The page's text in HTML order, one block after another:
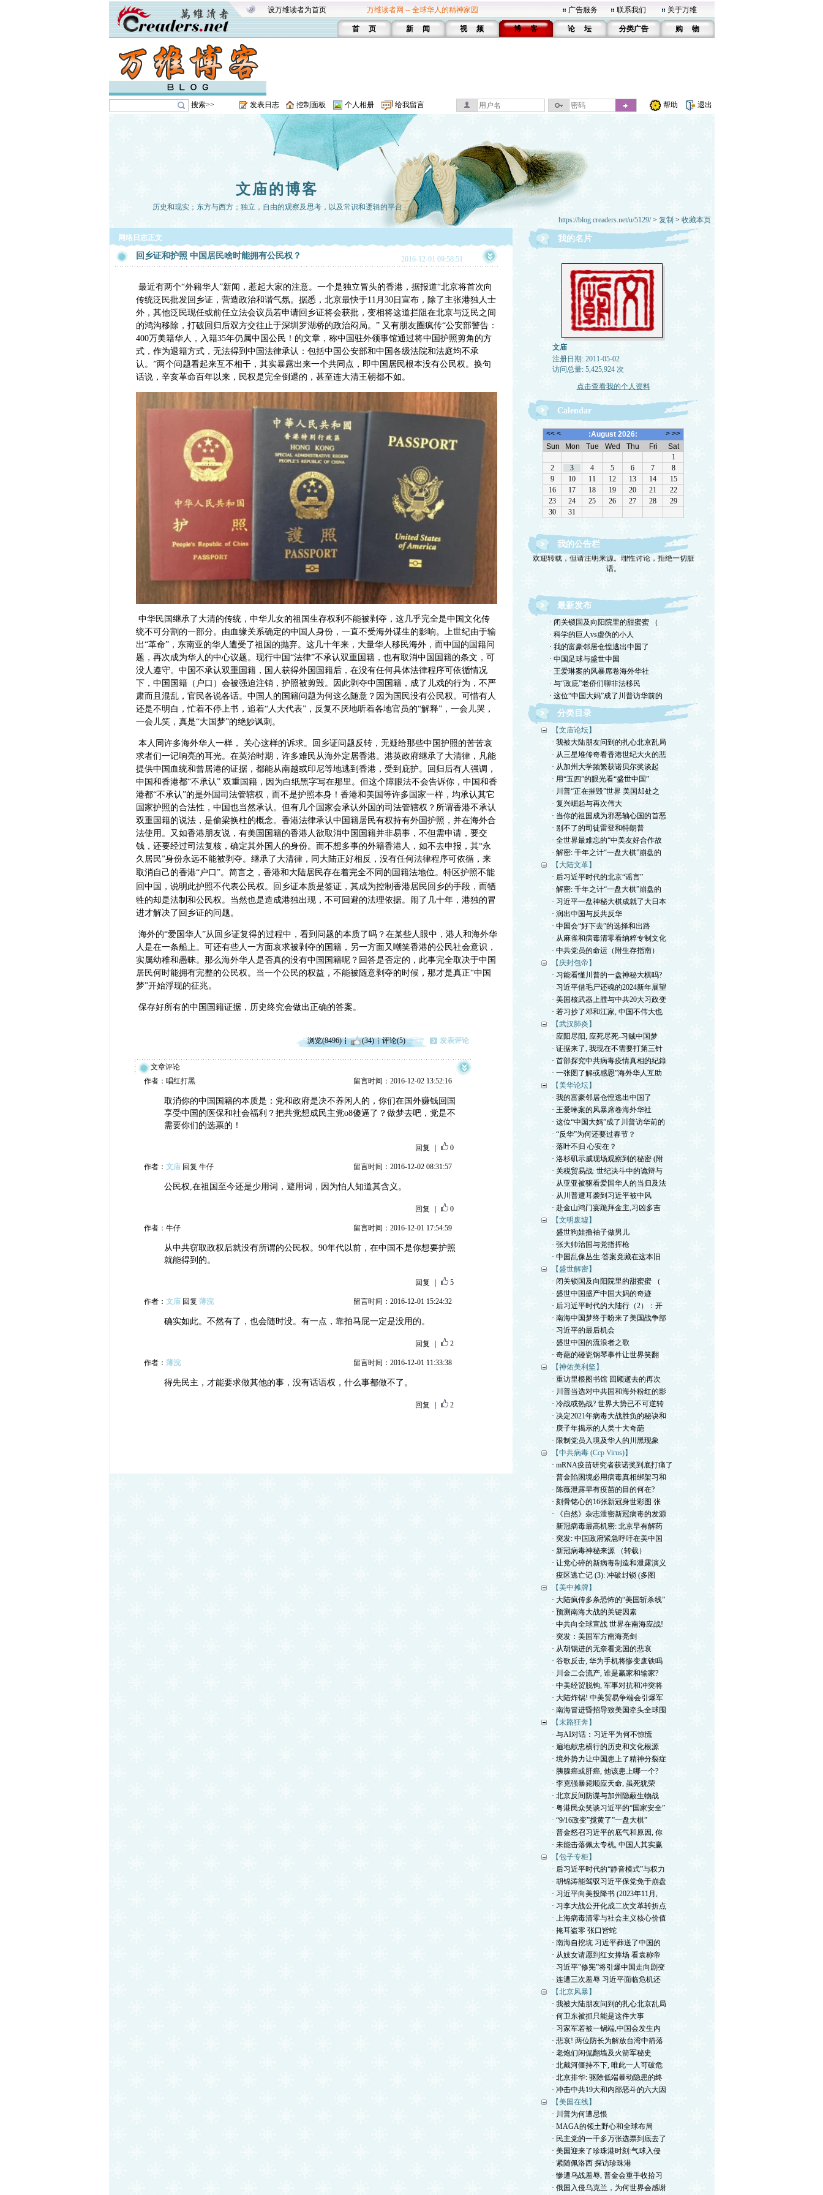
设万维读者为首页 万维读者网 -- 全球华人的精神家园 广告服务 联系我们 关于万维
首 页 新 闻 视 频 博 客 论 坛 分类广告 购 物
搜索>> 发表日志 控制面板 个人相册 给我留言 帮助 退出
文庙的博客
历史和现实；东方与西方；独立，自由的观察及思考，以及常识和逻辑的平台
https://blog.creaders.net/u/5129/> 复制 > 收藏本页
网络日志正文
回乡证和护照 中国居民啥时能拥有公民权？ 2016-12-01 09:58:51
最近有两个“外籍华人”新闻，惹起大家的注意。一个是独立冒头的香港，据报道“北京将首次向
传统泛民批发回乡证，营造政治和谐气氛。据悉，北京最快于11月30日宣布，除了主张港独人士
外，其他泛民现任或前任立法会议员若申请回乡证将会获批，变相将这道拦阻在北京与泛民之间
的鸿沟移除，打破回归后双方交往止于深圳罗湖桥的政治闷局。”又有朋友圈疯传“公安部警告：
400万美籍华人，入籍35年仍属中国公民！的文章，称中国驻外领事馆通过将中国护照剪角的方
式，作为退籍方式，无法得到中国法律承认：包括中国公安部和中国各级法院和法庭均不承
认。”两个问题看起来互不相干，其实暴露出来一个共同点，即中国居民根本没有公民权。换句
话说，辛亥革命百年以来，民权是完全倒退的，甚至连大清王朝都不如。
中华民国继承了大清的传统，中华儿女的祖国生存权利不能被剥夺，这几乎完全是中国文化传
统不可分割的一部分。由血缘关系确定的中国人身份，一直不受海外谋生的影响。上世纪由于输
出“革命”，东南亚的华人遭受了祖国的抛弃。这几十年来，大量华人移民海外，而中国的国籍问
题，再次成为华人的中心议题。现行中国“法律”不承认双重国籍，也有取消中国国籍的条文，可
没人遵守。 中国不承认双重国籍，国人获得外国国籍后，在没有任何具体法律程序可依循情况
下，中国国籍（户口）会被强迫注销，护照被剪毁。
因此剥夺中国国籍，成了儿戏的行为， 不严
肃而且混乱，官民各说各话。中国人的 国籍问题为何这么随意？因为国民没有公民权。可惜有人
还是不明白，忙着不停上书，追着“人大代表”，反复不厌地听着各地官员的“解释”，一会儿哭，
一会儿笑，真是“大国梦”的绝妙讽刺。
本人同许多海外华人一样， 关心这样的诉求。回乡证问题反转，无疑给那些中国护照的苦苦哀
求者们一记响亮的耳光。在英治时期，许多难民从海外定居香港。港英政府继承了大清律，凡能
提供中国血统和曾居港的证据，都能从南越或印尼等地逃到香港，受到庇护。回归后有人强调，
中国和香港都“不承认” 双重国籍，因为白纸黑字写在那里。但这个障眼法不会告诉你，中国和香
港都“不承认”的是外国司法管辖权，而不是护照本身！香港和美国等许多国家一样，均承认其它
国家护照的合法性，中国也当然承认。但有几个国家会承认外国的司法管辖权？所谓香港不承认
双重国籍的说法，是偷梁换柱的概念。香港法律承认中国籍居民有权持有外国护照，并在海外合
法使用。又如香港朋友说，有美国国籍的香港人欲取消中国国籍并非易事，不但需申请，要交
钱，还要经过司法复核，确定其外国人的身份。而不想多事的外籍香港人，如不去申报，其“永
久居民”身份永远不能被剥夺。 继承了大清律， 同大陆正好相反，没有任何法律程序可依循，来
取消自己的香港“户口”。简言之，香港和大陆居民存在着完全不同的国籍法地位。 特区护照不能
回中国，说明此护照不代表公民权。 回乡证本质是签证，其成为控制香港居民回乡的手段，而牺
牲的却是法制和公民权。当然也是造成港独出现，不可回避的法理依据。闹了几十年，港独的冒
进才解决了回乡证的问题。
海外的“爱国华人”从回乡证复得的过程中，看到问题的本质了吗？在某些人眼中，港人和海外华
人是在一条船上。可还有些人一方面哀求被剥夺的国籍，另一方面又嘲笑香港的公民社会意识，
实属幼稚和愚昧。那么海外华人是否真的没有中国国籍呢？回答是否定的，此事完全取决于中国
居民何时能拥有完整的公民权。当一个公民的权益，不能被随意剥夺的时候，那才是真正“中国
梦”开始浮现的征兆。
保存好所有的中国国籍证据，历史终究会做出正确的答案。
浏览(8496) (34) 评论(5) 发表评论
文章评论
作者：唱红打黑
留言时间：2016-12-02 13:52:16
取消你的中国国籍的本质是：党和政府是决不养闲人的，你们在国外赚钱回国
享受中国的医保和社会福利？把共党想成民主党o8傻逼了？做梦去吧，党是不
需要你们的选票的！
回复 0
作者： 文庙回复 牛仔 留言时间：2016-12-02 08:31:57
公民权,在祖国至今还是少用词，避用词，因为怕人知道其含义。
回复 0
作者：牛仔 留言时间：2016-12-01 17:54:59
从中共窃取政权后就没有所谓的公民权。90年代以前，在中国不是你想要护照
就能得到的。
回复 5
作者： 文庙回复 薄浣 留言时间：2016-12-01 15:24:32
确实如此。不然有了，也会随时没。有一点，靠拍马屁一定是没用的。
回复 2
作者： 薄浣 留言时间：2016-12-01 11:33:38
得先民主，才能要求做其他的事，没有话语权，什么事都做不了。
回复 2
我的名片
文庙
注册日期: 2011-05-02
访问总量: 5,425,924 次
点击查看我的个人资料
Calendar
我的公告栏
欢迎转载，但请注明来源。理性讨论，拒绝一切脏
话。
最新发布
· 闭关锁国及向阳院里的甜蜜蜜 （
· 科学的巨人vs虚伪的小人
· 我的富豪邻居仓惶逃出中国了
· 中国足球与盛世中国
· 王爱琳案的风暴席卷海外华社
· 与“政庇”老侨们聊非法移民
· 这位“中国大妈”成了川普访华前的
分类目录
【文庙论坛】
· 我被大陆朋友问到的扎心北京乱局
· 从三星堆传奇看香港世纪大火的悲
· 从加州大学频繁获诺贝尔奖谈起
· 用“五四”的眼光看“盛世中国”
· 川普“正在摧毁”世界 美国却处之
· 复兴崛起与再次伟大
· 当你的祖国成为邪恶轴心国的首恶
· 别不了的司徒雷登和特朗普
· 全世界最难忘的“中美友好合作故
· 解密: 千年之计“一盘大棋”崩盘的
【大陆文革】
· 后习近平时代的北京“谣言”
· 解密: 千年之计“一盘大棋”崩盘的
· 习近平一盘神秘大棋成就了大日本
· 润出中国与反共反华
· 中国会“好下去”的选择和出路
· 从麻雀和病毒清零看纳粹专制文化
· 中共党员的命运（附生存指南）
【庆封包帝】
· 习能看懂川普的一盘神秘大棋吗?
· 习近平借毛尸还魂的2024新年展望
· 美国核武器上膛与中共20大习政变
· 若习抄了邓和江家, 中国不伟大也
【武汉肺炎】
· 应阳尽阳, 应死尽死-习贼中国梦
· 证据来了, 我现在不需要打第三针
· 首部探究中共病毒疫情真相的紀錄
· 一张图了解或感恩”海外华人互助
【美华论坛】
· 我的富豪邻居仓惶逃出中国了
· 王爱琳案的风暴席卷海外华社
· 这位“中国大妈”成了川普访华前的
· “反华”为何还要过春节？
· 落叶不归 心安在？
· 洛杉矶示威现场观察到的秘密 (附
· 关税贸易战: 世纪决斗中的诡辩与
· 从亚亚被驱看爱国华人的当归及法
· 从川普遭耳袭到习近平被中风
· 赴金山鸿门宴跪拜金主,习凶多吉
【文明废墟】
· 盛世狗娃撸袖子做男儿
· 张大帅治国与党指挥枪
· 中国乱像丛生:答案竟藏在这本旧
【盛世解密】
· 闭关锁国及向阳院里的甜蜜蜜 （
· 盛世中国盛产中国大妈的奇迹
· 后习近平时代的大陆行（2）：开
· 南海中国梦终于盼来了美国战争部
· 习近平的最后机会
· 盛世中国的流浪者之歌
· 奇葩的碰瓷钢琴事件让世界笑翻
【神佑美利坚】
· 重访里根图书馆 回顾逝去的再次
· 川普当选对中共国和海外粉红的影
· 冷战或热战? 世界大势已不可逆转
· 决定2021年病毒大战胜负的秘诀和
· 庚子年揭示的人类十大奇葩
· 限制党员入境及华人的川黑现象
【中共病毒 (Ccp Virus)】
· mRNA疫苗研究者获诺奖到底打痛了
· 普金陷困境必用病毒真相绑架习和
· 陈薇泄露早有疫苗的目的何在?
· 刻骨铭心的16张新冠身世彩图 张
· 《自然》杂志泄密新冠病毒的发源
· 新冠病毒最高机密: 北京早有解药
· 突发: 中国政府紧急呼吁在美中国
· 新冠病毒神秘来源 （转载）
· 让党心碎的新病毒制造和泄露演义
· 疫区逃亡记 (3): 冲破封锁 (多图
【美中摊牌】
· 大陆疯传多条恐怖的“美国斩杀线”
· 预测南海大战的关键因素
· 中共向全球宣战 世界在南海应战!
· 突发：美国军方南海亮剑
· 从胡锡进的无奈看党国的悲哀
· 谷歌反击, 华为手机将惨变废铁吗
· 川金二会流产, 谁是赢家和输家?
· 中美经贸脱钩, 军事对抗和冲突将
· 大陆炸锅! 中美贸易争端会引爆军
· 南海冒进昏招导致美国牵头全球围
【末路狂奔】
· 与AI对话：习近平为何不惊慌
· 遍地献忠横行的历史和文化根源
· 境外势力让中国患上了精神分裂症
· 胰腺癌或肝癌, 他该患上哪一个?
· 李克强暴毙顺应天命, 虽死犹荣
· 北京反间防谍与加州隐蔽生物战
· 粤港民众笑谈习近平的“国家安全”
· “9/16政变”搅黄了”一盘大棋”
· 普金怒召习近平的底气和原因, 你
· 未能击落佩太专机, 中国人其实赢
【包子专柜】
· 后习近平时代的“静音模式”与权力
· 胡锦涛能驾驭习近平保党免于崩盘
· 习近平向美投降书 (2023年11月,
· 习李大战公开化成二次文革转折点
· 上海病毒清零与社会主义核心价值
· 掩耳盗零 张口皆蛇
· 南海自挖坑 习近平葬送了中国的
· 从妓女请愿到红女捧场 看袁称帝
· 习近平”修宪”将引爆中国走向剧变
· 连遭三次羞辱 习近平面临危机还
【北京风暴】
· 我被大陆朋友问到的扎心北京乱局
· 何卫东被抓只能是这件大事
· 习家军若被一锅端,中国会发生内
· 悲哀! 两位防长为解放台湾中箭落
· 老炮们闲侃翻墙及火箭军秘史
· 北戴河僵持不下, 唯此一人可破危
· 北京排华: 驱除低端暴动隐患的终
· 冲击中共19大和内部恶斗的六大因
【美国在线】
· 川普为何遭忌恨
· MAGA的领土野心和全球布局
· 民主党的一千多万张选票到底去了
· 美国迎来了珍珠港时刻:气球入侵
· 紧随佩洛西 探访珍珠港
· 惨遭乌战羞辱, 普金会重手收拾习
· 俄国入侵乌克兰，为何世界会感谢